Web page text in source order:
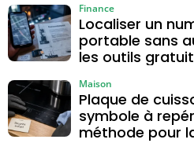
Localiser un
portable sans
les outils
Finance
Plaque de
symbole à
méthode pour
Maison